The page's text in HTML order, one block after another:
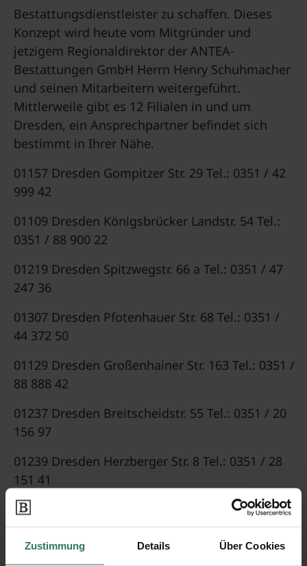
Zustimmung Details Über Cookies
Bestattungsdienstleister zu schaffen. Dieses
Konzept wird heute vom Mitgründer und
jetzigem Regionaldirektor der ANTEA-
Bestattungen GmbH Herrn Henry Schuhmacher
und seinen Mitarbeitern weitergeführt.
Mittlerweile gibt es 12 Filialen in und um
Dresden, ein Ansprechpartner befindet sich
bestimmt in Ihrer Nähe.
01157 Dresden Gompitzer Str. 29 Tel.: 0351 / 42
999 42
01109 Dresden Königsbrücker Landstr. 54 Tel.:
0351 / 88 900 22
01219 Dresden Spitzwegstr. 66 a Tel.: 0351 / 47
247 36
01307 Dresden Pfotenhauer Str. 68 Tel.: 0351 /
44 372 50
01129 Dresden Großenhainer Str. 163 Tel.: 0351 /
88 888 42
01237 Dresden Breitscheidstr. 55 Tel.: 0351 / 20
156 97
01239 Dresden Herzberger Str. 8 Tel.: 0351 / 28
151 41
01471 Radeburg August-Bebel-Str. 5 Tel.: 035208
01683 Nossen Talstr. 1 Tel.: 035242 / 68 627